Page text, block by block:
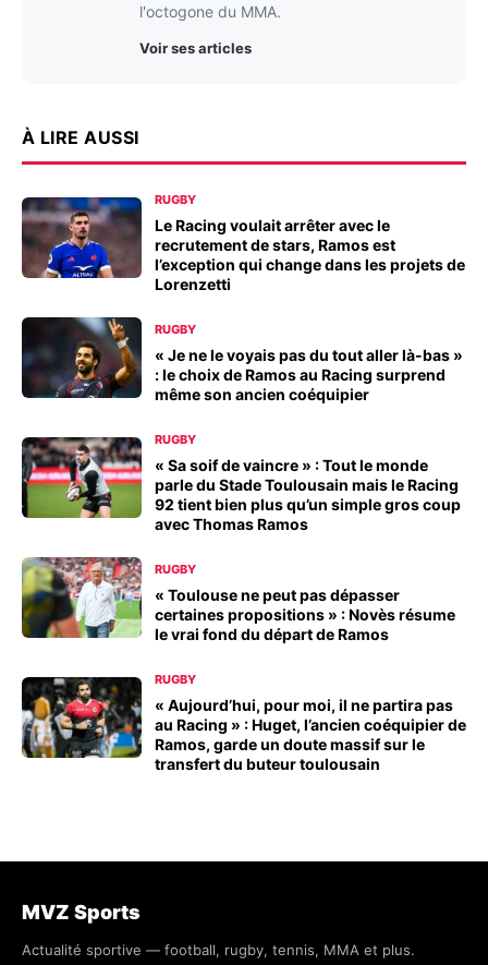
l'octogone du MMA.
Voir ses articles
À LIRE AUSSI
RUGBY
Le Racing voulait arrêter avec le
recrutement de stars, Ramos est
l’exception qui change dans les projets de
Lorenzetti
RUGBY
« Je ne le voyais pas du tout aller là-bas »
: le choix de Ramos au Racing surprend
même son ancien coéquipier
RUGBY
« Sa soif de vaincre » : Tout le monde
parle du Stade Toulousain mais le Racing
92 tient bien plus qu’un simple gros coup
avec Thomas Ramos
RUGBY
« Toulouse ne peut pas dépasser
certaines propositions » : Novès résume
le vrai fond du départ de Ramos
RUGBY
« Aujourd’hui, pour moi, il ne partira pas
au Racing » : Huget, l’ancien coéquipier de
Ramos, garde un doute massif sur le
transfert du buteur toulousain
MVZ Sports
Actualité sportive — football, rugby, tennis, MMA et plus.